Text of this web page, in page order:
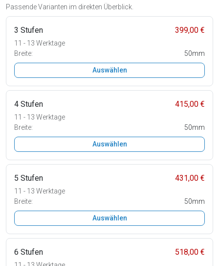
Passende Varianten im direkten Überblick.
3 Stufen 399,00 €
11 - 13 Werktage
Breite:
50mm
Auswählen
4 Stufen 415,00 €
11 - 13 Werktage
Breite:
50mm
Auswählen
5 Stufen 431,00 €
11 - 13 Werktage
Breite:
50mm
Auswählen
6 Stufen 518,00 €